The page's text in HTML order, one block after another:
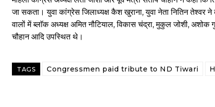
जा सकता। युवा कांग्रेस जिलाध्यक्ष कैश खुराना, युवा नेता नितिन तेश्वर
वालों में ब्लाॅक अध्यक्ष अमित नौटियाल, विकास चंद्रा, मुकुल जोशी, अशोक
चौहान आदि उपस्थित थे।
TAGS Congressmen paid tribute to ND Tiwari